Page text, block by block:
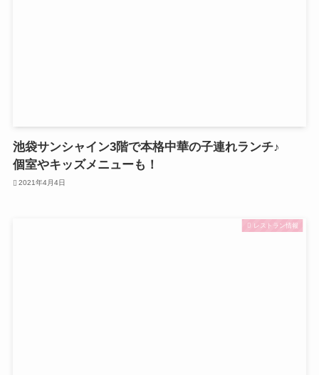
池袋サンシャイン3階で本格中華の子連れランチ♪
個室やキッズメニューも！
2021年4月4日
レストラン情報